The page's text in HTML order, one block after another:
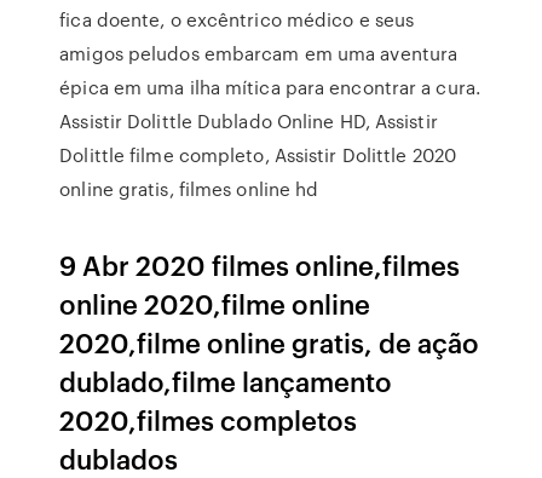
fica doente, o excêntrico médico e seus
amigos peludos embarcam em uma aventura
épica em uma ilha mítica para encontrar a cura.
Assistir Dolittle Dublado Online HD, Assistir
Dolittle filme completo, Assistir Dolittle 2020
online gratis, filmes online hd
9 Abr 2020 filmes online,filmes
online 2020,filme online
2020,filme online gratis, de ação
dublado,filme lançamento
2020,filmes completos
dublados